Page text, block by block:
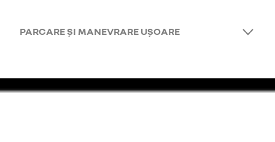
PARCARE ȘI MANEVRARE UȘOARE